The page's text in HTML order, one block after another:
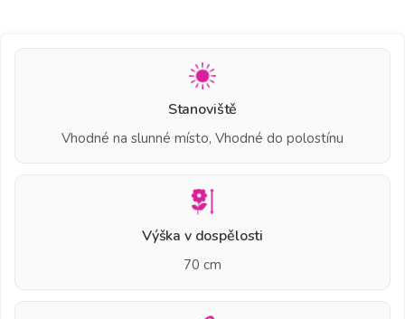
Stanoviště
Vhodné na slunné místo, Vhodné do polostínu
Výška v dospělosti
70 cm